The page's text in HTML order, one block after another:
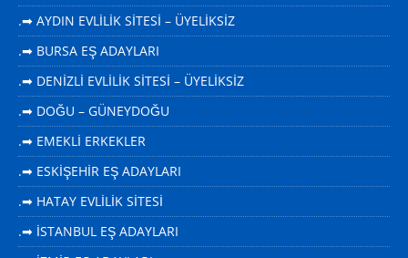
.➡ AYDIN EVLİLİK SİTESİ – ÜYELİKSİZ
.➡ BURSA EŞ ADAYLARI
.➡ DENİZLİ EVLİLİK SİTESİ – ÜYELİKSİZ
.➡ DOĞU – GÜNEYDOĞU
.➡ EMEKLİ ERKEKLER
.➡ ESKİŞEHİR EŞ ADAYLARI
.➡ HATAY EVLİLİK SİTESİ
.➡ İSTANBUL EŞ ADAYLARI